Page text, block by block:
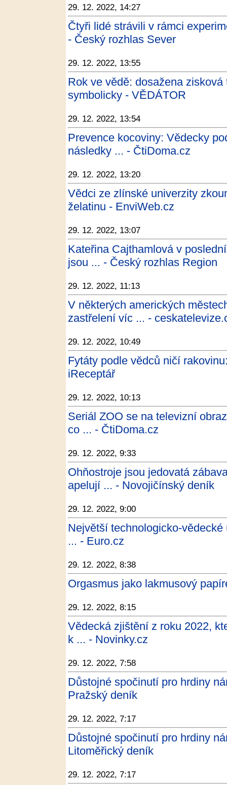
29. 12. 2022, 14:27
Čtyři lidé strávili v rámci
- Český rozhlas Sever
29. 12. 2022, 13:55
Rok ve vědě: dosažena
symbolicky - VĚDÁTOR
29. 12. 2022, 13:54
Prevence kocoviny: Vědecky
následky ... - ČtiDoma.cz
29. 12. 2022, 13:20
Vědci ze zlínské univerzity
želatinu - EnviWeb.cz
29. 12. 2022, 13:07
Kateřina Cajthamlová v
jsou ... - Český rozhlas Region
29. 12. 2022, 11:13
V některých amerických
zastřelení víc ... -
29. 12. 2022, 10:49
Fytáty podle vědců ničí
iReceptář
29. 12. 2022, 10:13
Seriál ZOO se na televizní
co ... - ČtiDoma.cz
29. 12. 2022, 9:33
Ohňostroje jsou jedovatá
apelují ... - Novojičínský deník
29. 12. 2022, 9:00
Největší technologicko-
... - Euro.cz
29. 12. 2022, 8:38
Orgasmus jako lakmusový
29. 12. 2022, 8:15
Vědecká zjištění z roku 2022,
k ... - Novinky.cz
29. 12. 2022, 7:58
Důstojné spočinutí pro hrdiny
Pražský deník
29. 12. 2022, 7:17
Důstojné spočinutí pro hrdiny
Litoměřický deník
29. 12. 2022, 7:17